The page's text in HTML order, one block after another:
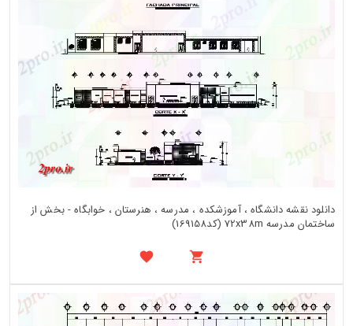
دانلود نقشه دانشگاه ، آموزشکده ، مدرسه ، هنرستان ، خوابگاه - بخش از
ساختمان مدرسه 72x38m (کد169158)